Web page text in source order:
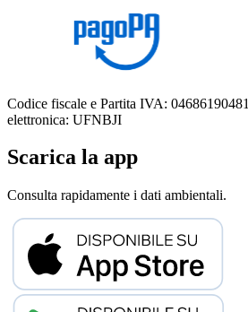
Codice fiscale e Partita IVA: 04686190481
elettronica: UFNBJI
Scarica la app
Consulta rapidamente i dati ambientali.